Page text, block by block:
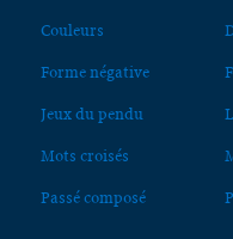
Couleurs
Forme négative
Jeux du pendu
Mots croisés
Passé composé